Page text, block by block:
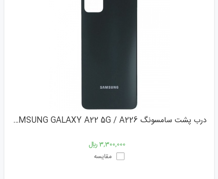
درب پشت سامسونگ SAMSUNG GALAXY A22 5G / A226
3,300,000 ﷼
مقایسه